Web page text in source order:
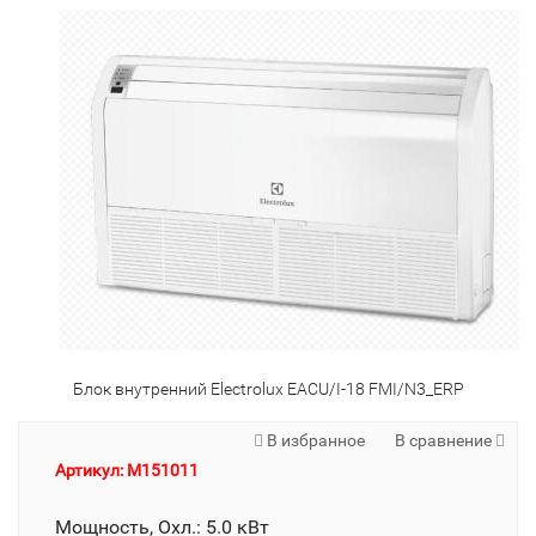
Блок внутренний Electrolux EACU/I-18 FMI/N3_ERP
В избранное
В сравнение
Артикул: M151011
Мощность, Охл.: 5.0 кВт